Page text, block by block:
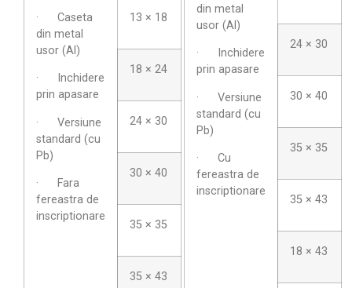
· Caseta
din metal
usor (Al)
· Inchidere
prin apasare
· Versiune
standard (cu
Pb)
· Fara
fereastra de
inscriptionare
13 × 18
18 × 24
24 × 30
30 × 40
35 × 35
35 × 43
din metal
usor (Al)
· Inchidere
prin apasare
· Versiune
standard (cu
Pb)
· Cu
fereastra de
inscriptionare
24 × 30
30 × 40
35 × 35
35 × 43
18 × 43